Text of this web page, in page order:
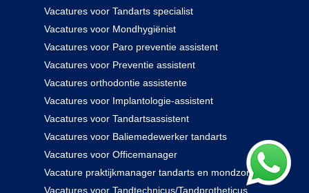
Vacatures voor Tandarts specialist
Vacatures voor Mondhygiënist
Vacatures voor Paro preventie assistent
Vacatures voor Preventie assistent
Vacatures orthodontie assistente
Vacatures voor Implantologie-assistent
Vacatures voor Tandartsassistent
Vacatures voor Baliemedewerker tandarts
Vacatures voor Officemanager
Vacature praktijkmanager tandarts en mondzorg
Vacatures voor Tandtechnicus/Tandprotheticus